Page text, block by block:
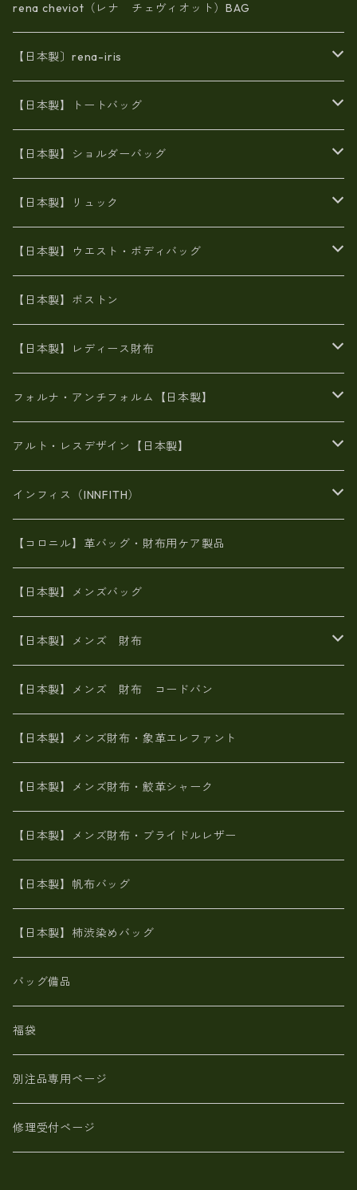
rena cheviot（レナ チェヴィオット）BAG
【日本製〕rena-iris
エナメル（パテント）レザー
牛革製品トート・ショルダー
牛革製品リュック
【日本製】トートバッグ
火山灰染めバッグ
8号帆布
豊岡製
ヌメ革バッグ
Ａ3サイズ
オイルレザー
エナメル
がま口
リネン
メタリック
スエード
【日本製】ショルダーバッグ
漂流ロープバッグ
6号蝋引き帆布
火山灰染めバッグ
8号帆布
財布ポシェット
牛革
メタリック
オイルレザー
６号蝋引き帆布
豊岡製品
エナメルクロコ
がま口
斜め掛け
【日本製】リュック
帆布
豊岡
豊岡製
牛革
日本製
【日本製】ウエスト・ボディバッグ
帆布
【日本製】ボストン
【日本製】レディース財布
二つ折り財布
がま口財布
スペインレザー
メタリック
長財布
スペインレザー
佐賀牛革
革友禅染め
ポーテッド
L字ファスナー財布
スペインレザー
革友禅染め
メタリック
ポーチ
ヌメ革
革友禅染め
財布ショルダー
ヌメ革
がま口財布
革友禅染め
山羊革
火山灰染め
名刺入れ・キーケース、他
フォルナ・アンチフォルム【日本製】
BAG
財布・小物
アルト・レスデザイン【日本製】
BAG
財布・小物
インフィス（INNFITH）
BAG
財布・小物
【コロニル】革バッグ・財布用ケア製品
【日本製】メンズバッグ
【日本製】メンズ 財布
象革エレファント【日本製】メンズ 財布
鮫革シャーク【日本製】メンズ 財布
ブライドルレザー【日本製】メンズ 財布
MAISON de HIROAN 【日本製】メンズ 財布
栃木レザー 【日本製】メンズ 財布
革小物・財布【日本製】メンズ レディース
【日本製】メンズ 財布 アザラシ革(シールスキン)
【日本製】メンズ 財布 コードバン
【日本製】メンズ財布・象革エレファント
【日本製】メンズ財布・鮫革シャーク
【日本製】メンズ財布・ブライドルレザー
【日本製】帆布バッグ
【日本製】柿渋染めバッグ
バッグ備品
福袋
別注品専用ページ
修理受付ページ